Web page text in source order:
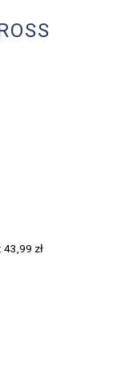
43,99 zł